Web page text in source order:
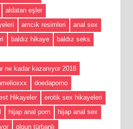
aldatan eşler
amcık resimleri
anal sex
baldız hikaye
baldız seks
ne kadar kazanıyor 2018
doedaporno
Hikayeler
erotik sex hikayeleri
hijap anal porn
hijap anal sex
olgun türbanlı